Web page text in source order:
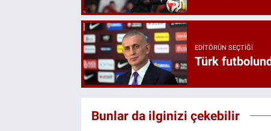
EDITÖRÜN SEÇTIĞI
Türk
Bunlar da ilginizi çekebilir